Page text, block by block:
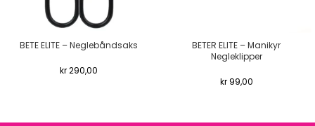
BETE ELITE – Neglebåndsaks
kr290,00
BETER ELITE – Manikyr
Negleklipper
kr99,00